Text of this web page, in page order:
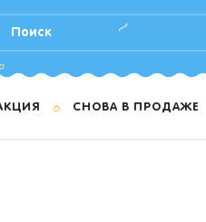
СНОВА В ПРОДАЖЕ